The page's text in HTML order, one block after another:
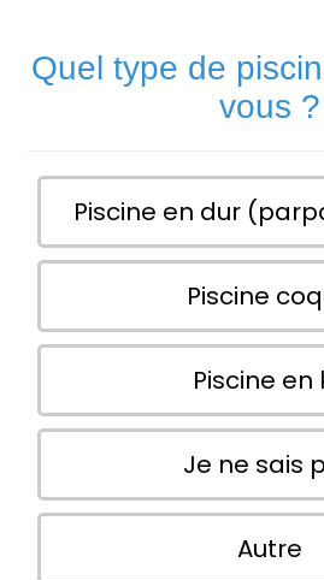
Quel type de
vous ?
Piscine en dur
Piscine
Piscine en
Je ne sais
Autre